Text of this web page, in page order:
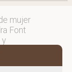
mujer
Font
y